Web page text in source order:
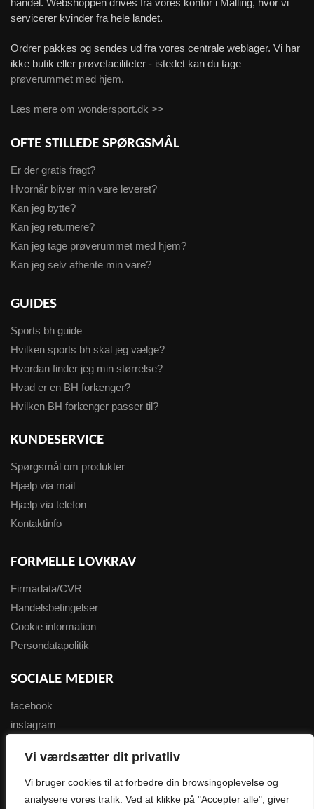
Vi værdsætter dit privatliv
Vi bruger cookies til at forbedre din browsingoplevelse og
analysere vores trafik. Ved at klikke på "Accepter alle", giver
servicerer kvinder fra hele landet.
Ordrer pakkes og sendes ud fra vores centrale weblager. Vi har
ikke butik eller prøvefaciliteter - istedet kan du tage
prøverummet med hjem.
Læs mere om wondersport.dk >>
OFTE STILLEDE SPØRGSMÅL
Er der gratis fragt?
Hvornår bliver min vare leveret?
Kan jeg bytte?
Kan jeg returnere?
Kan jeg tage prøverummet med hjem?
Kan jeg selv afhente min vare?
GUIDES
Sports bh guide
Hvilken sports bh skal jeg vælge?
Hvordan finder jeg min størrelse?
Hvad er en BH forlænger?
Hvilken BH forlænger passer til?
KUNDESERVICE
Spørgsmål om produkter
Hjælp via mail
Hjælp via telefon
Kontaktinfo
FORMELLE LOVKRAV
Firmadata/CVR
Handelsbetingelser
Cookie information
Persondatapolitik
SOCIALE MEDIER
facebook
instagram
NYHEDSBREV